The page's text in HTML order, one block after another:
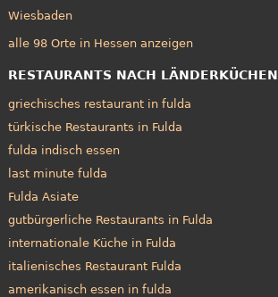
Wiesbaden
alle 98 Orte in Hessen anzeigen
RESTAURANTS NACH LÄNDERKÜCHEN
griechisches restaurant in fulda
türkische Restaurants in Fulda
fulda indisch essen
last minute fulda
Fulda Asiate
gutbürgerliche Restaurants in Fulda
internationale Küche in Fulda
italienisches Restaurant Fulda
amerikanisch essen in fulda